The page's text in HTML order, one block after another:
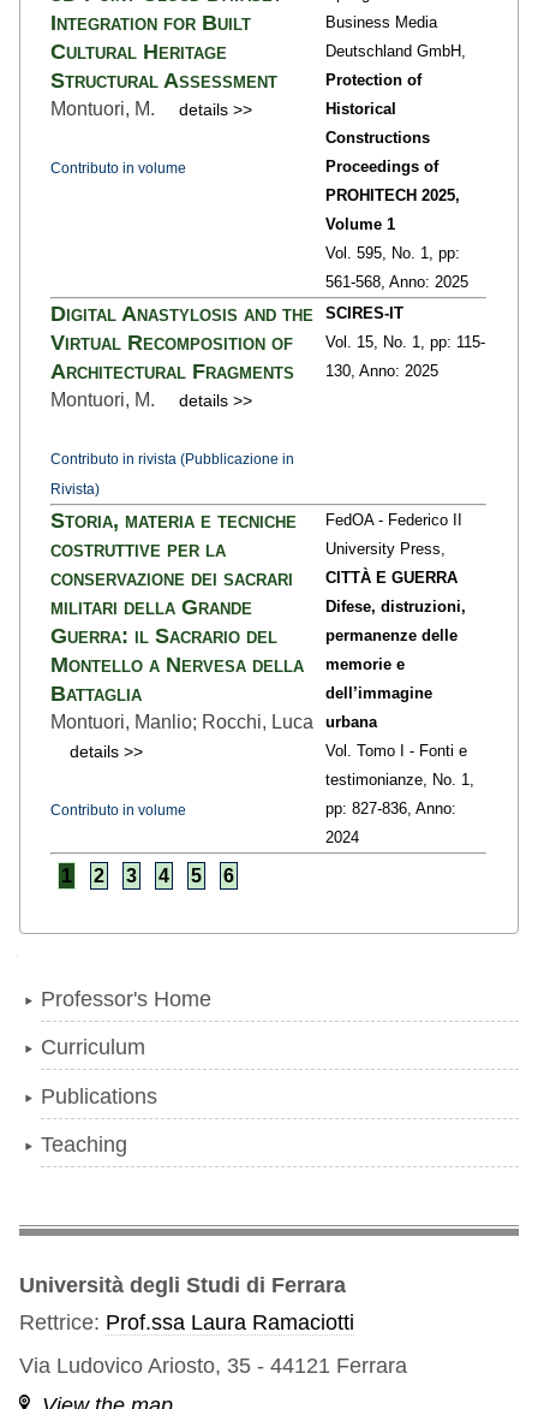
Integration for Built
Cultural Heritage
Structural Assessment
Montuori, M. details >>
Contributo in volume
Business Media
Deutschland GmbH,
Protection of
Historical
Constructions
Proceedings of
PROHITECH 2025,
Volume 1
Vol. 595, No. 1, pp:
561-568, Anno: 2025
Digital Anastylosis and the
Virtual Recomposition of
Architectural Fragments
Montuori, M. details >>
Contributo in rivista (Pubblicazione in
Rivista)
SCIRES-IT
Vol. 15, No. 1, pp: 115-
130, Anno: 2025
Storia, materia e tecniche
costruttive per la
conservazione dei sacrari
militari della Grande
Guerra: il Sacrario del
Montello a Nervesa della
Battaglia
Montuori, Manlio; Rocchi, Luca
details >>
Contributo in volume
FedOA - Federico II
University Press,
CITTÀ E GUERRA
Difese, distruzioni,
permanenze delle
memorie e
dell’immagine
urbana
Vol. Tomo I - Fonti e
testimonianze, No. 1,
pp: 827-836, Anno:
2024
1 2 3 4 5 6
Professor's Home
Curriculum
Publications
Teaching
Università degli Studi di Ferrara
Rettrice: Prof.ssa Laura Ramaciotti
Via Ludovico Ariosto, 35 - 44121 Ferrara